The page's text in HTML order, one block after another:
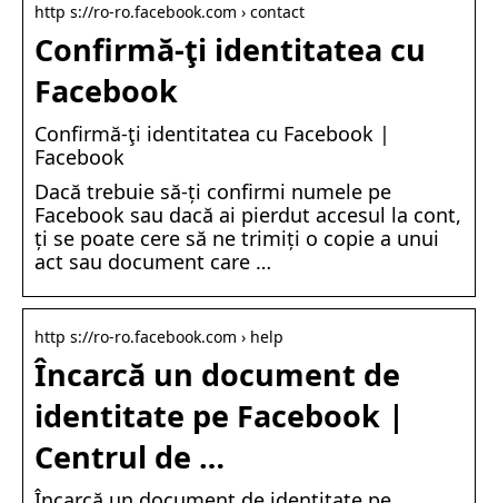
http s://ro-ro.facebook.com › contact
Confirmă-ţi identitatea cu
Facebook
Confirmă-ţi identitatea cu Facebook |
Facebook
Dacă trebuie să-ți confirmi numele pe
Facebook sau dacă ai pierdut accesul la cont,
ți se poate cere să ne trimiți o copie a unui
act sau document care …
http s://ro-ro.facebook.com › help
Încarcă un document de
identitate pe Facebook |
Centrul de …